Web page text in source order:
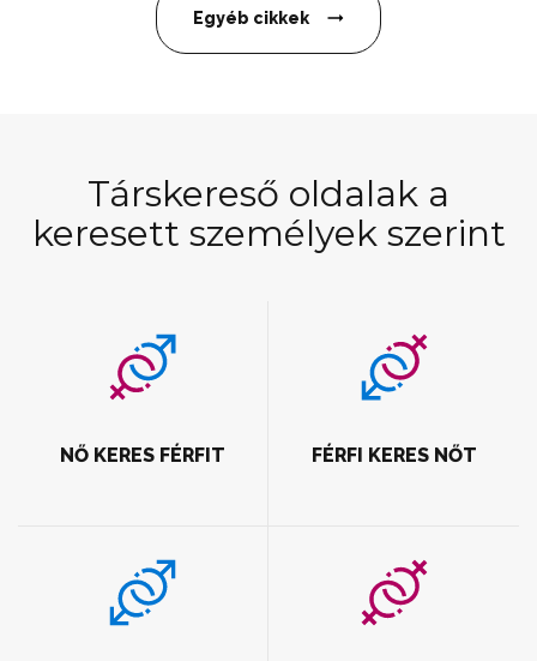
Egyéb cikkek
Társkereső oldalak a
keresett személyek szerint
NŐ KERES FÉRFIT FÉRFI KERES NŐT